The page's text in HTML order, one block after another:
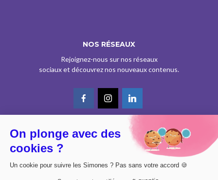
NOS RÉSEAUX
Rejoignez-nous sur nos réseaux
sociaux et découvrez nos nouveaux contenus.
© CE SITE EST AGRÉÉ COMME SERVICE DE PRESSE EN LIGNE PAR LA
CPPAP SOUS LE N° 0626 Z 93934 (IPG ART.39BISA CGI)
On plonge avec des
cookies ?
Un cookie pour suivre les Simones ? Pas sans votre accord 🍪